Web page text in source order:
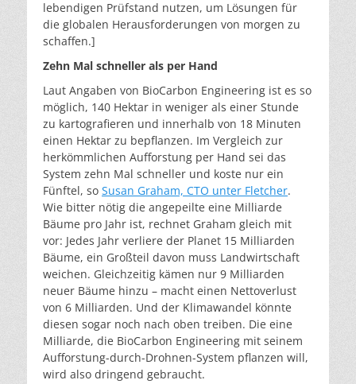
lebendigen Prüfstand nutzen, um Lösungen für
die globalen Herausforderungen von morgen zu
schaffen.]
Zehn Mal schneller als per Hand
Laut Angaben von BioCarbon Engineering ist es so
möglich, 140 Hektar in weniger als einer Stunde
zu kartografieren und innerhalb von 18 Minuten
einen Hektar zu bepflanzen. Im Vergleich zur
herkömmlichen Aufforstung per Hand sei das
System zehn Mal schneller und koste nur ein
Fünftel, so Susan Graham, CTO unter Fletcher.
Wie bitter nötig die angepeilte eine Milliarde
Bäume pro Jahr ist, rechnet Graham gleich mit
vor: Jedes Jahr verliere der Planet 15 Milliarden
Bäume, ein Großteil davon muss Landwirtschaft
weichen. Gleichzeitig kämen nur 9 Milliarden
neuer Bäume hinzu – macht einen Nettoverlust
von 6 Milliarden. Und der Klimawandel könnte
diesen sogar noch nach oben treiben. Die eine
Milliarde, die BioCarbon Engineering mit seinem
Aufforstung-durch-Drohnen-System pflanzen will,
wird also dringend gebraucht.